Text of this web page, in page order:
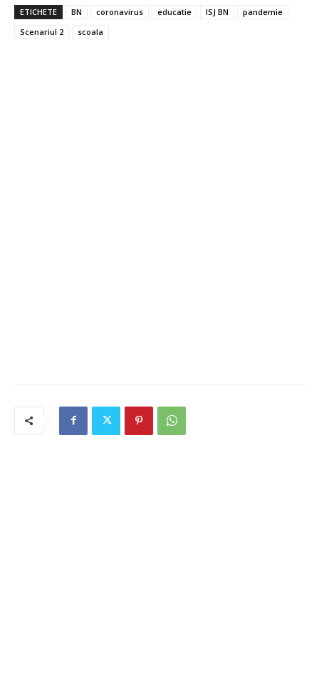
ETICHETE BN coronavirus educatie ISJ BN
pandemie
Scenariul 2
scoala